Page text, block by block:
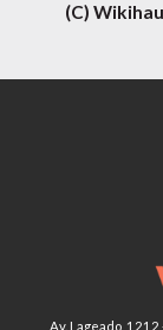
(C)
Av. Lageado,